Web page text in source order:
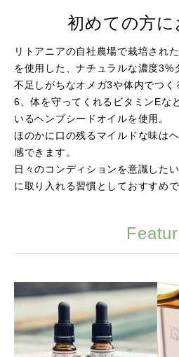
初めての方に
リトアニアの自社農場で栽培され
を使用した、ナチュラルな濃度3%
不足しがちなオメガ3や体内でつ
6、体を守ってくれるビタミンEな
いるヘンプシードオイルを使用。
ほのかに口の残るマイルドな味は
感できます。
日々のコンディションを意識した
に取り入れる習慣としておすすめで